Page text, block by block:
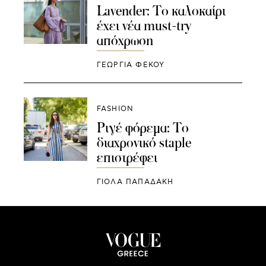
Lavender: Το καλοκαίρι
έχει νέα must-try
απόχρωση
ΓΕΩΡΓΙΑ ΦΕΚΟΥ
FASHION
Ριγέ φόρεμα: Το
διαχρονικό staple
επιστρέφει
ΓΙΌΛΑ ΠΑΠΑΔΆΚΗ